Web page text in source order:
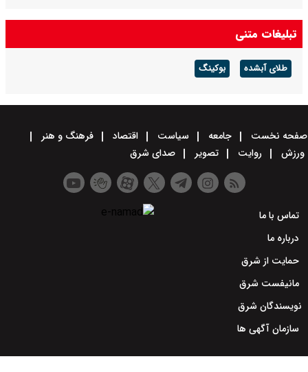
تبلیغات متنی
طلای آبشده بوکینگ
صفحه نخست جامعه سیاست اقتصاد
فرهنگ و هنر
ورزش
روایت تصویر صدای شرق
تماس با ما
درباره ما
حمایت از شرق
مانیفست شرق
نویسندگان شرق
سازمان آگهی ها